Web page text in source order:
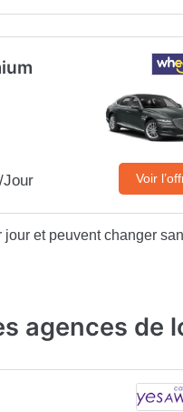
/Jour Voir
jour et peuvent changer
agences de